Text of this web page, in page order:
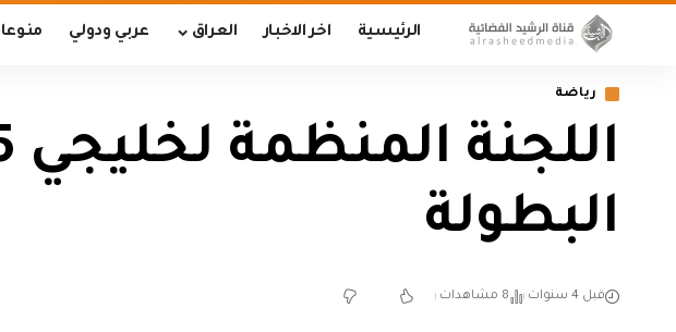
الرئيسية اخر الاخبار العراق عربي ودولي
رياضة
البطولة
قبل 4 سنوات 8 مشاهدات